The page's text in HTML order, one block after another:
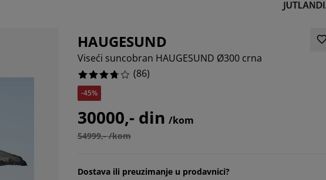
HAUGESUND
Viseći suncobran HAUGESUND Ø300 crna
(86)
-45%
30000,- din /kom
54999,- /kom
Dostava ili preuzimanje u prodavnici?
17.441860465116278%
8.13953488372093%
6.976744186046512%